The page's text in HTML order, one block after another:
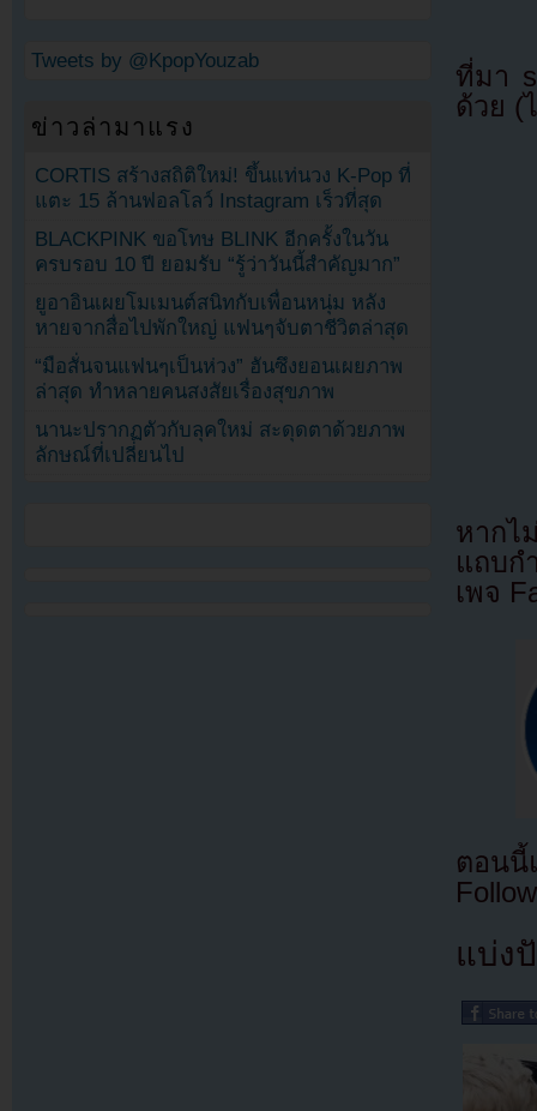
ที่มา
ด้วย (
หากไ
แถบก
เพจ
ตอนนี้
แบ่ง
Tweets by @KpopYouzab
ข่าวล่ามาแรง
CORTIS สร้างสถิติใหม่! ขึ้นแท่นวง K-Pop ที่
แตะ 15 ล้านฟอลโลว์ Instagram เร็วที่สุด
BLACKPINK ขอโทษ BLINK อีกครั้งในวัน
ครบรอบ 10 ปี ยอมรับ “รู้ว่าวันนี้สำคัญมาก”
ยูอาอินเผยโมเมนต์สนิทกับเพื่อนหนุ่ม หลัง
หายจากสื่อไปพักใหญ่ แฟนๆจับตาชีวิตล่าสุด
“มือสั่นจนแฟนๆเป็นห่วง” ฮันซึงยอนเผยภาพ
ล่าสุด ทำหลายคนสงสัยเรื่องสุขภาพ
นานะปรากฏตัวกับลุคใหม่ สะดุดตาด้วยภาพ
ลักษณ์ที่เปลี่ยนไป